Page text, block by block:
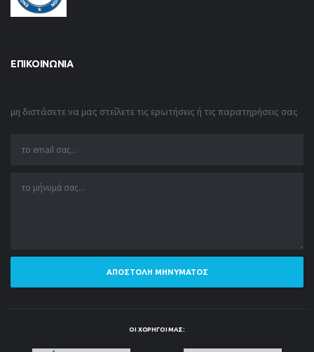
ΕΠΙΚΟΙΝΩΝΊΑ
μη διστάσετε να μας στείλετε τις ερωτήσεις ή τις παρατηρήσεις σας
ΑΠΟΣΤΟΛΉ ΜΗΝΎΜΑΤΟΣ
ΟΙ ΧΟΡΗΓΟΊ ΜΑΣ: